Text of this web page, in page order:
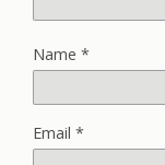
Name *
Email *